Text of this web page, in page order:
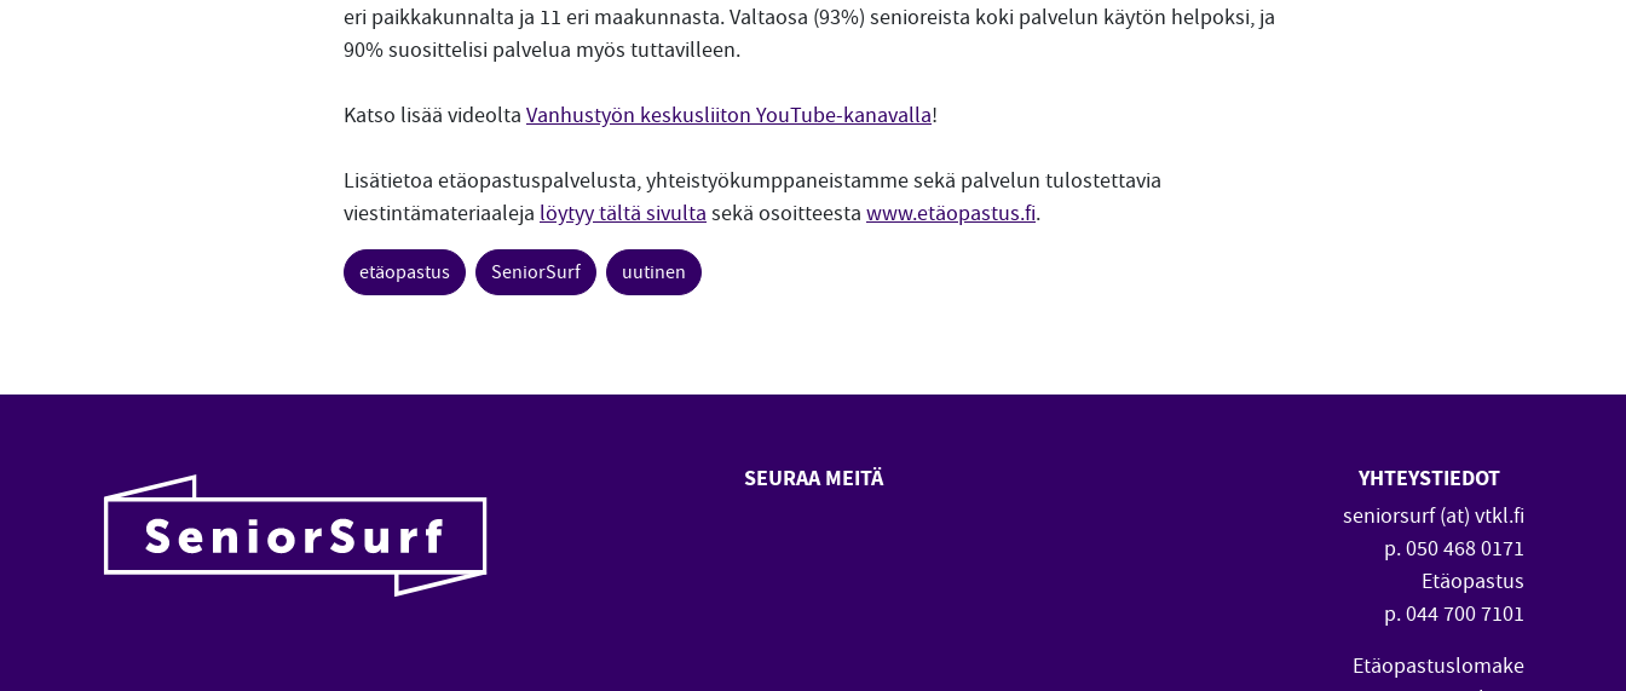
eri paikkakunnalta ja 11 eri maakunnasta. Valtaosa (93%) senioreista koki palvelun käytön helpoksi, ja
90% suosittelisi palvelua myös tuttavilleen.
Katso lisää videolta Vanhustyön keskusliiton YouTube-kanavalla!
Lisätietoa etäopastuspalvelusta, yhteistyökumppaneistamme sekä palvelun tulostettavia
viestintämateriaaleja löytyy tältä sivulta sekä osoitteesta www.etäopastus.fi.
etäopastus SeniorSurf uutinen
SEURAA MEITÄ
YHTEYSTIEDOT
seniorsurf (at) vtkl.fi
p. 050 468 0171
Etäopastus
p. 044 700 7101
Etäopastuslomake